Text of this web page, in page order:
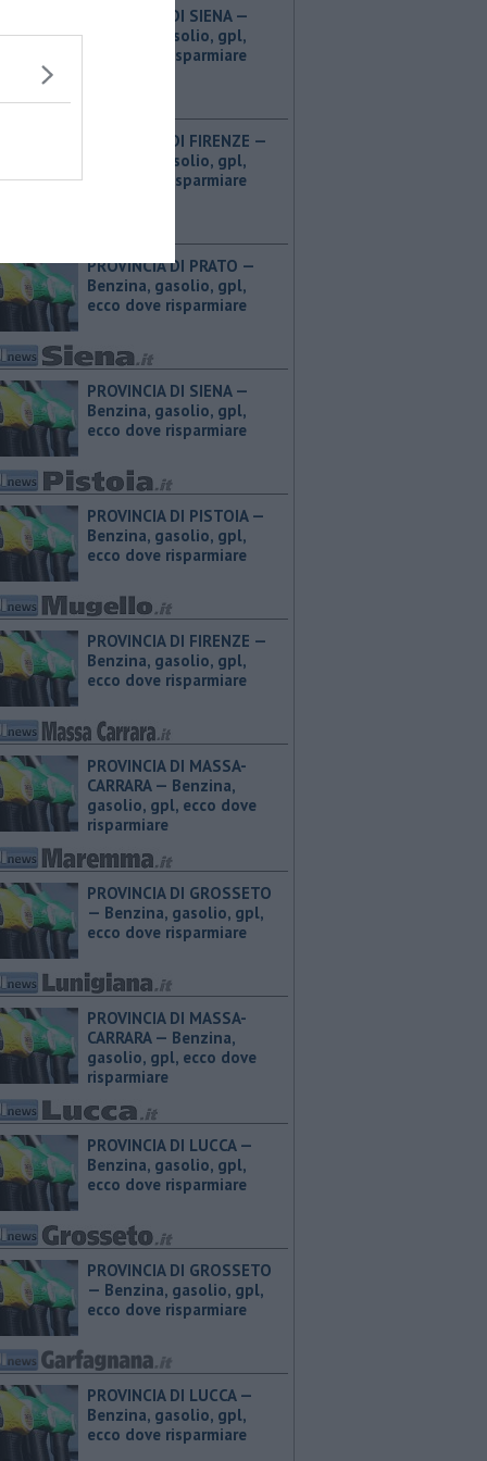
PROVINCIA DI SIENA — ​
Benzina, gasolio, gpl,
ecco dove risparmiare
PROVINCIA DI FIRENZE — ​
Benzina, gasolio, gpl,
ecco dove risparmiare
PROVINCIA DI PRATO — ​
Benzina, gasolio, gpl,
ecco dove risparmiare
PROVINCIA DI SIENA — ​
Benzina, gasolio, gpl,
ecco dove risparmiare
PROVINCIA DI PISTOIA — ​
Benzina, gasolio, gpl,
ecco dove risparmiare
PROVINCIA DI FIRENZE — ​
Benzina, gasolio, gpl,
ecco dove risparmiare
PROVINCIA DI MASSA-
CARRARA — ​Benzina,
gasolio, gpl, ecco dove
risparmiare
PROVINCIA DI GROSSETO
— ​Benzina, gasolio, gpl,
ecco dove risparmiare
PROVINCIA DI MASSA-
CARRARA — ​Benzina,
gasolio, gpl, ecco dove
risparmiare
PROVINCIA DI LUCCA — ​
Benzina, gasolio, gpl,
ecco dove risparmiare
PROVINCIA DI GROSSETO
— ​Benzina, gasolio, gpl,
ecco dove risparmiare
PROVINCIA DI LUCCA — ​
Benzina, gasolio, gpl,
ecco dove risparmiare